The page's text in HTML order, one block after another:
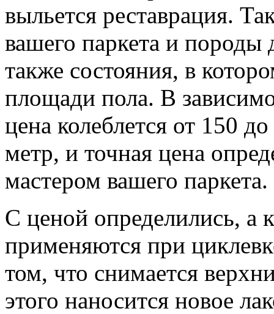
выльется реставрация.
вашего паркета и породы
также состояния, в
площади пола. В
цена колеблется от 150
метр, и точная цена
мастером вашего паркета.
С ценой определились, а
применяются при
том, что снимается
этого наносится новое